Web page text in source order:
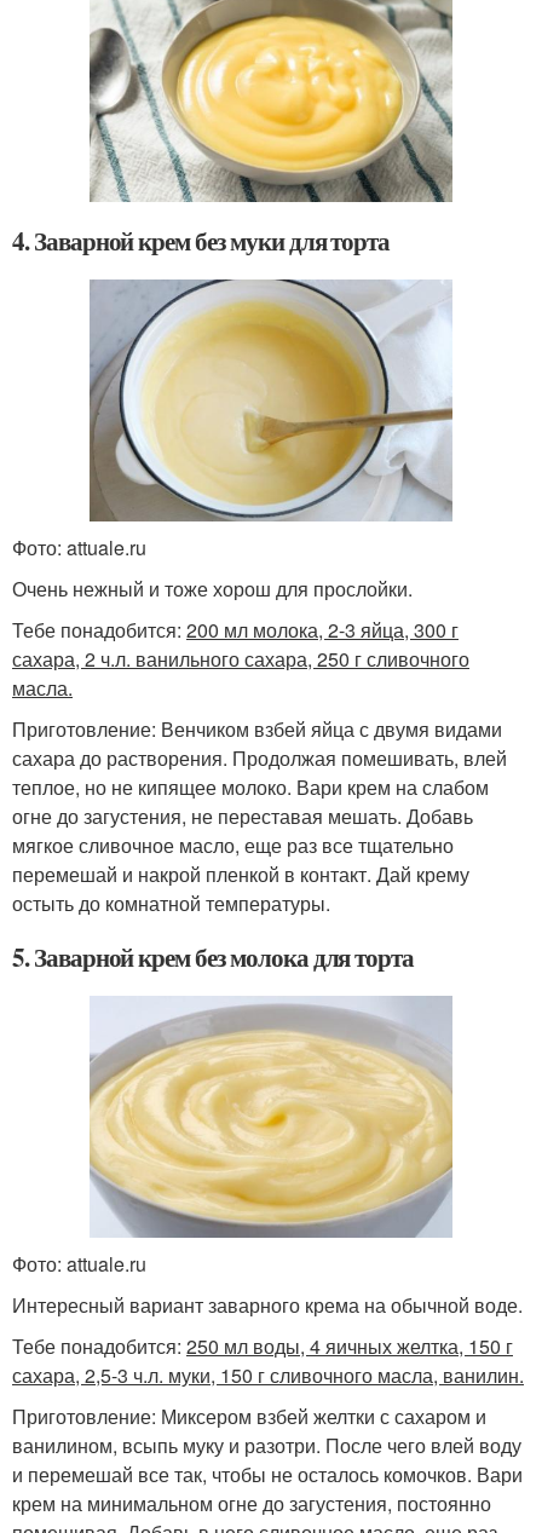
4. Заварной крем без муки для торта
Фото: attuale.ru
Очень нежный и тоже хорош для прослойки.
Тебе понадобится: 200 мл молока, 2-3 яйца, 300 г
сахара, 2 ч.л. ванильного сахара, 250 г сливочного
масла.
Приготовление: Венчиком взбей яйца с двумя видами
сахара до растворения. Продолжая помешивать, влей
теплое, но не кипящее молоко. Вари крем на слабом
огне до загустения, не переставая мешать. Добавь
мягкое сливочное масло, еще раз все тщательно
перемешай и накрой пленкой в контакт. Дай крему
остыть до комнатной температуры.
5. Заварной крем без молока для торта
Фото: attuale.ru
Интересный вариант заварного крема на обычной воде.
Тебе понадобится: 250 мл воды, 4 яичных желтка, 150 г
сахара, 2,5-3 ч.л. муки, 150 г сливочного масла, ванилин.
Приготовление: Миксером взбей желтки с сахаром и
ванилином, всыпь муку и разотри. После чего влей воду
и перемешай все так, чтобы не осталось комочков. Вари
крем на минимальном огне до загустения, постоянно